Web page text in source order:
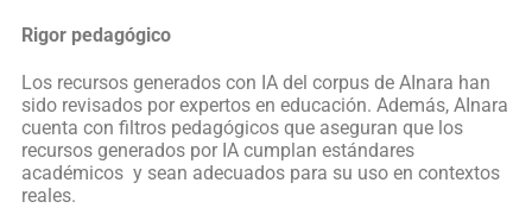
Rigor pedagógico
Los recursos generados con IA del corpus de AInara han
sido revisados por expertos en educación. Además, AInara
cuenta con filtros pedagógicos que aseguran que los
recursos generados por IA cumplan estándares
académicos y sean adecuados para su uso en contextos
reales.